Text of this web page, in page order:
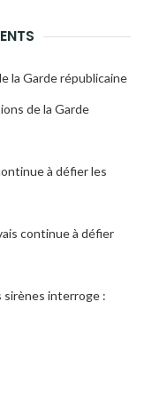
la Garde républicaine
de la Garde
à défier les
continue à défier
sirènes interroge :